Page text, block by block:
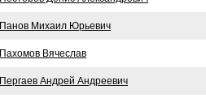
Панов Михаил Юрьевич
Пахомов Вячеслав
Пергаев Андрей Андреевич